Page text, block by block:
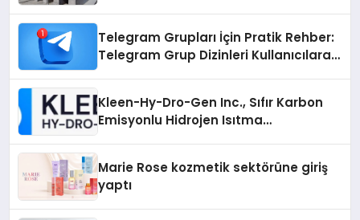
Telegram Grupları İçin Pratik Rehber:
Telegram Grup Dizinleri Kullanıcılara
Kleen-Hy-Dro-Gen Inc., Sıfır Karbon
Emisyonlu Hidrojen Isıtma
Marie Rose kozmetik sektörüne giriş
yaptı